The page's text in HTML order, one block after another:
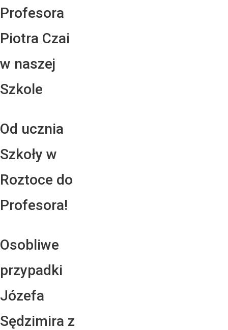
Profesora
Piotra Czai
w naszej
Szkole
Od ucznia
Szkoły w
Roztoce do
Profesora!
Osobliwe
przypadki
Józefa
Sędzimira z